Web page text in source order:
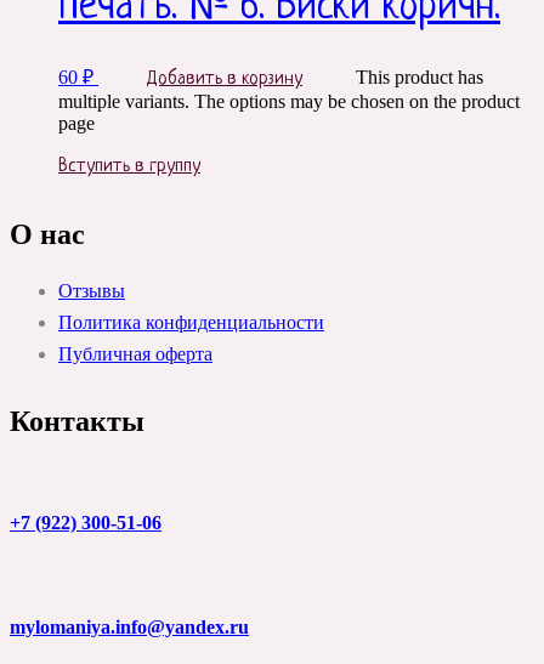
60 ₽ Добавить в корзину
This product has
multiple variants. The options may be chosen on the product
page
Вступить в группу
О нас
Отзывы
Политика конфиденциальности
Публичная оферта
Контакты
+7 (922) 300-51-06
mylomaniya.info@yandex.ru